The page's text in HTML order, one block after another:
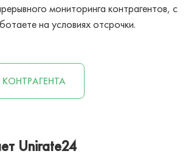
мониторинга контрагентов, с
на условиях отсрочки.
КОНТРАГЕНТА
Unirate24